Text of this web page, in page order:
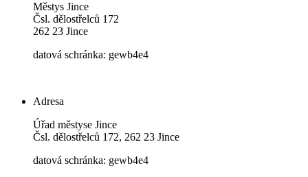
Městys Jince
Čsl. dělostřelců 172
262 23 Jince
datová schránka: gewb4e4
Adresa
Úřad městyse Jince
Čsl. dělostřelců 172, 262 23 Jince
datová schránka: gewb4e4